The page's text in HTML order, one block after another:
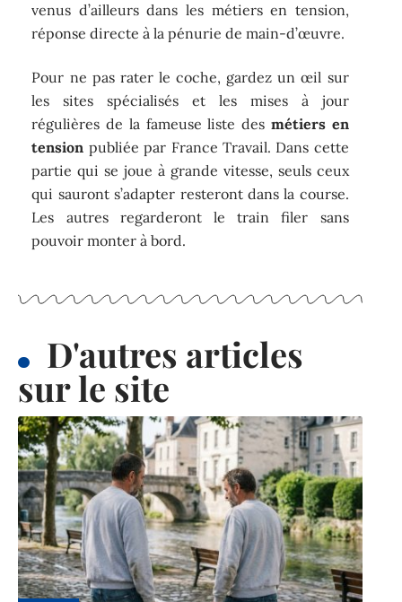
venus d’ailleurs dans les métiers en tension,
réponse directe à la pénurie de main-d’œuvre.
Pour ne pas rater le coche, gardez un œil sur
les sites spécialisés et les mises à jour
régulières de la fameuse liste des métiers en
tension publiée par France Travail. Dans cette
partie qui se joue à grande vitesse, seuls ceux
qui sauront s’adapter resteront dans la course.
Les autres regarderont le train filer sans
pouvoir monter à bord.
D'autres articles
sur le site